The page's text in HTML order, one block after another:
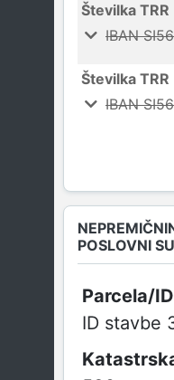
Številka TRR
IBAN
Številka TRR
IBAN
POSLOVNI
ID stavbe